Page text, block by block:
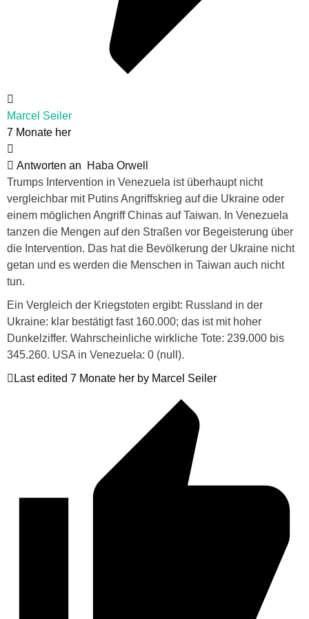
Marcel Seiler
7 Monate her
Antworten an
Haba Orwell
Trumps Intervention in Venezuela ist überhaupt nicht
vergleichbar mit Putins Angriffskrieg auf die Ukraine oder
einem möglichen Angriff Chinas auf Taiwan. In Venezuela
tanzen die Mengen auf den Straßen vor Begeisterung über
die Intervention. Das hat die Bevölkerung der Ukraine nicht
getan und es werden die Menschen in Taiwan auch nicht
tun.
Ein Vergleich der Kriegstoten ergibt: Russland in der
Ukraine: klar bestätigt fast 160.000; das ist mit hoher
Dunkelziffer. Wahrscheinliche wirkliche Tote: 239.000 bis
345.260. USA in Venezuela: 0 (null).
Last edited 7 Monate her by Marcel Seiler